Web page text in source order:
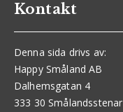
Kontakt
Denna sida drivs av:
Happy Småland AB
Dalhemsgatan 4
333 30 Smålandsstenar